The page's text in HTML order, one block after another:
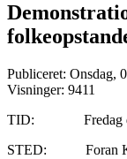
Publiceret: Onsdag,
Visninger: 9411
TID: Fredag den
STED: Foran